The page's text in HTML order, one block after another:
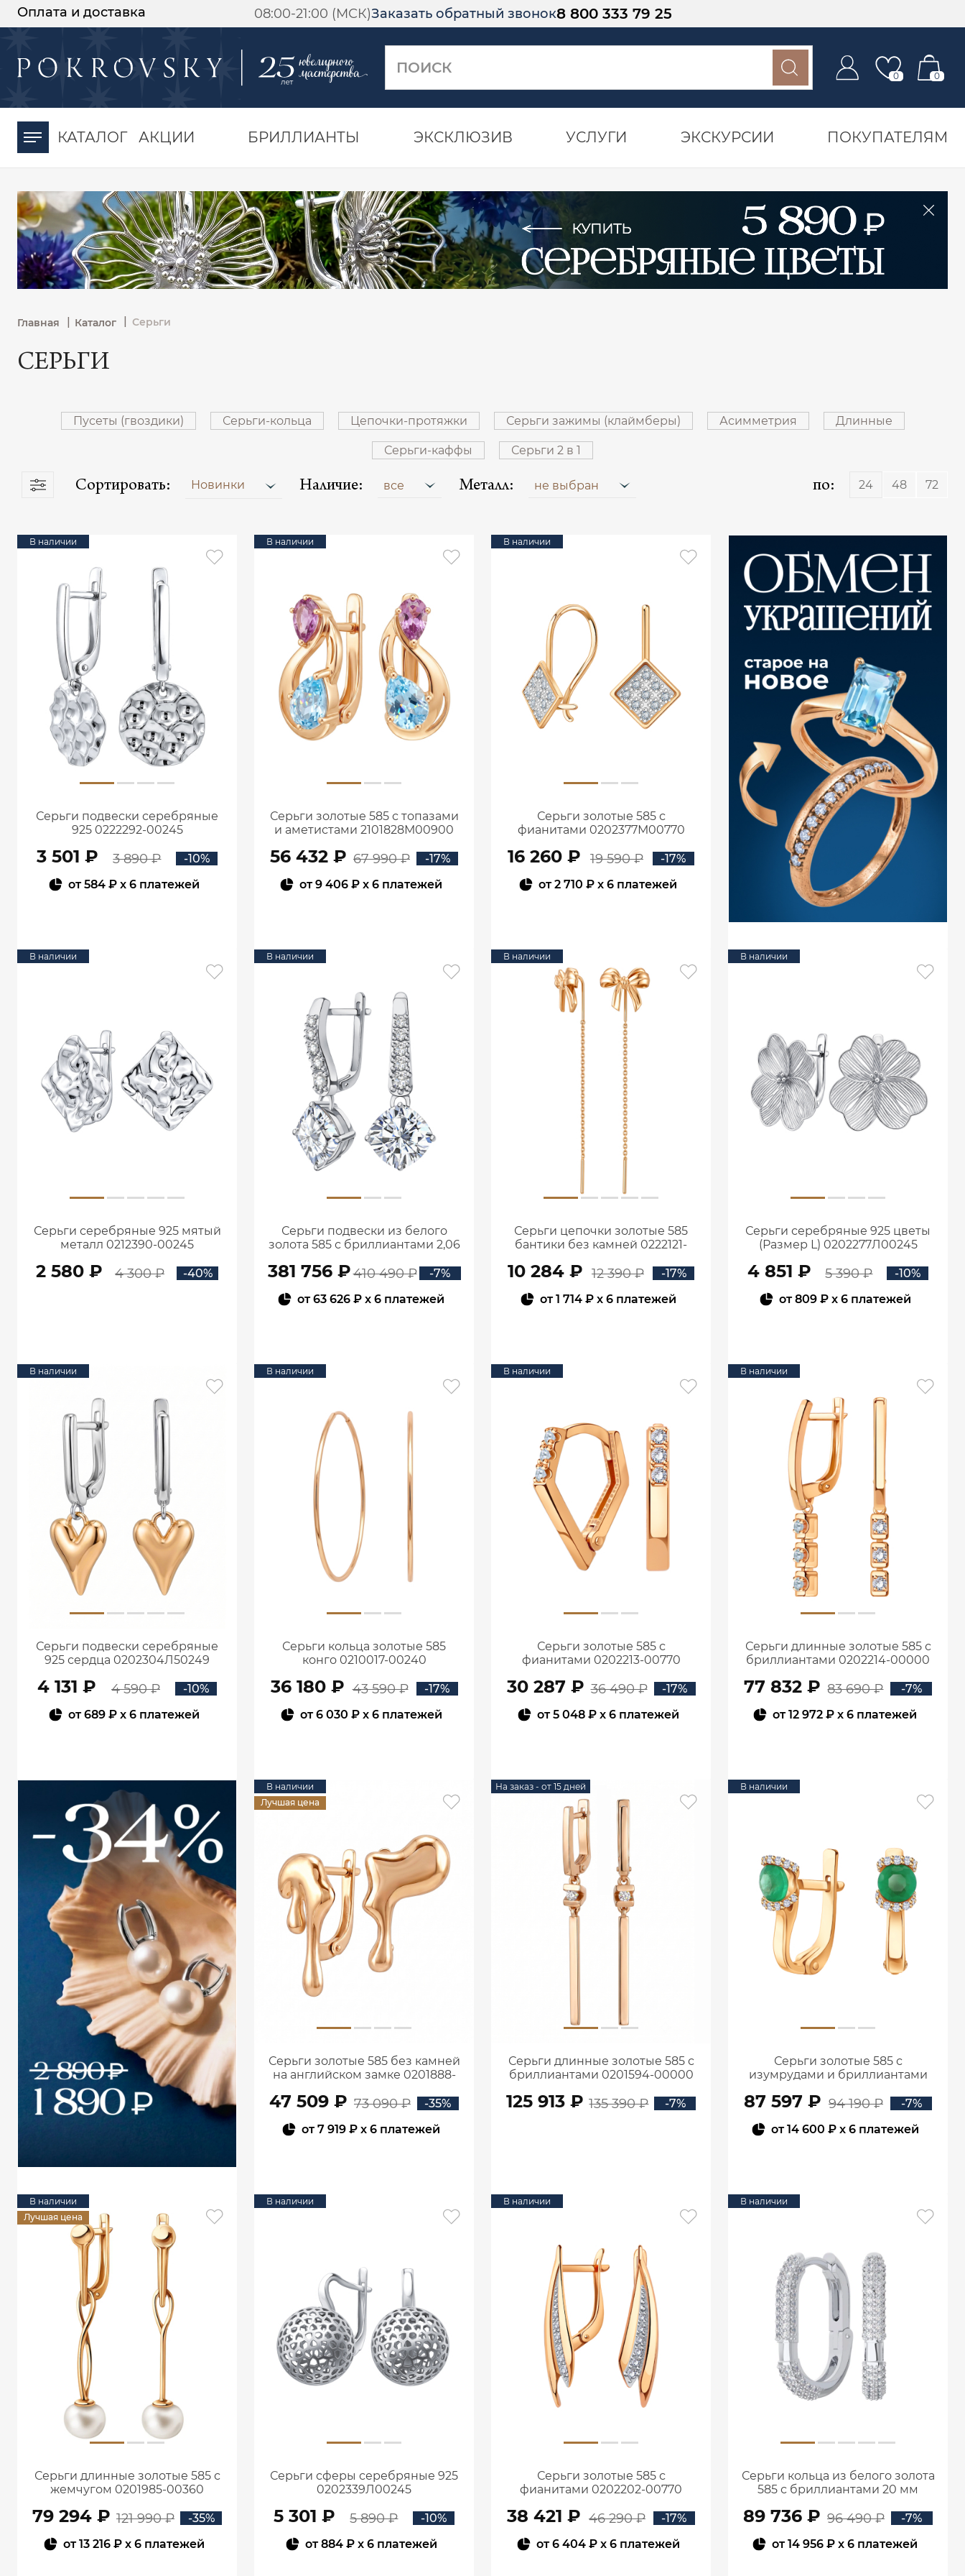
Оплата и доставка 08:00-21:00 (МСК)Заказать обратный звонок8 800 333 79 25
0 0
КАТАЛОГ АКЦИИ БРИЛЛИАНТЫ ЭКСКЛЮЗИВ УСЛУГИ ЭКСКУРСИИ ПОКУПАТЕЛЯМ
Главная | Каталог Серьги
СЕРЬГИ
Пусеты (гвоздики) Серьги-кольца Цепочки-протяжки Серьги зажимы (клаймберы) Асимметрия Длинные
Серьги-каффы Серьги 2 в 1
Сортировать: Новинки Наличие: все Металл: не выбран по: 24 48 72
В наличии
Серьги подвески серебряные
925 0222292-00245
3 501 ₽ 3 890 ₽
-10%
от584 ₽ x 6 платежей
В наличии
Серьги золотые 585 с топазами
и аметистами 2101828М00900
56 432 ₽ 67 990 ₽
-17%
от9 406 ₽ x 6 платежей
В наличии
Серьги золотые 585 с
фианитами 0202377М00770
16 260 ₽ 19 590 ₽
-17%
от2 710 ₽ x 6 платежей
В наличии
Серьги серебряные 925 мятый
металл 0212390-00245
2 580 ₽ 4 300 ₽ -40%
В наличии
Серьги подвески из белого
золота 585 с бриллиантами 2,06
381 756 ₽410 490 ₽
-7%
от63 626 ₽ x 6 платежей
В наличии
Серьги цепочки золотые 585
бантики без камней 0222121-
10 284 ₽ 12 390 ₽
-17%
от1 714 ₽x 6 платежей
В наличии
Серьги серебряные 925 цветы
(Размер L) 0202277Л00245
4 851 ₽ 5 390 ₽
-10%
от809 ₽x 6 платежей
В наличии
Серьги подвески серебряные
925 сердца 0202304Л50249
4 131 ₽ 4 590 ₽
-10%
от689 ₽ x 6 платежей
В наличии
Серьги кольца золотые 585
конго 0210017-00240
36 180 ₽ 43 590 ₽
-17%
от6 030 ₽x 6 платежей
В наличии
Серьги золотые 585 с
фианитами 0202213-00770
30 287 ₽ 36 490 ₽
-17%
от5 048 ₽x 6 платежей
В наличии
Серьги длинные золотые 585 с
бриллиантами 0202214-00000
77 832 ₽ 83 690 ₽
-7%
от12 972 ₽ x 6 платежей
В наличии
Лучшая цена
Серьги золотые 585 без камней
на английском замке 0201888-
47 509 ₽ 73 090 ₽
-35%
от7 919 ₽ x 6 платежей
На заказ - от 15 дней
Серьги длинные золотые 585 с
бриллиантами 0201594-00000
125 913 ₽ 135 390 ₽ -7%
В наличии
Серьги золотые 585 с
изумрудами и бриллиантами
87 597 ₽ 94 190 ₽
-7%
от14 600 ₽x 6 платежей
В наличии
Лучшая цена
Серьги длинные золотые 585 с
жемчугом 0201985-00360
79 294 ₽ 121 990 ₽
-35%
от13 216 ₽ x 6 платежей
В наличии
Серьги сферы серебряные 925
0202339Л00245
5 301 ₽ 5 890 ₽
-10%
от884 ₽x 6 платежей
В наличии
Серьги золотые 585 с
фианитами 0202202-00770
38 421 ₽ 46 290 ₽
-17%
от6 404 ₽x 6 платежей
В наличии
Серьги кольца из белого золота
585 с бриллиантами 20 мм
89 736 ₽ 96 490 ₽
-7%
от14 956 ₽ x 6 платежей
-30%
момента оплаты